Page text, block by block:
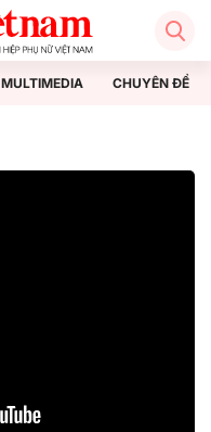
MULTIMEDIA CHUYÊN ĐỀ